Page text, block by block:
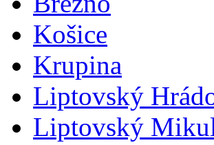
Košice
Krupina
Liptovský
Liptovský